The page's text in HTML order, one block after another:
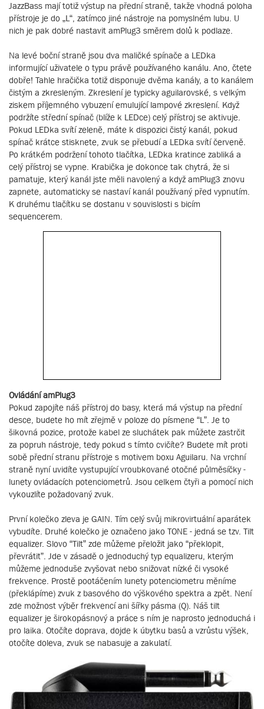
JazzBass mají totiž výstup na přední straně, takže vhodná poloha
přístroje je do „L“, zatímco jiné nástroje na pomyslném lubu. U
nich je pak dobré nastavit amPlug3 směrem dolů k podlaze.
Na levé boční straně jsou dva maličké spínače a LEDka
informující uživatele o typu právě používaného kanálu. Ano, čtete
dobře! Tahle hračička totiž disponuje dvěma kanály, a to kanálem
čistým a zkresleným. Zkreslení je typicky aguilarovské, s velkým
ziskem příjemného vybuzení emulující lampové zkreslení. Když
podržíte střední spínač (blíže k LEDce) celý přístroj se aktivuje.
Pokud LEDka svítí zeleně, máte k dispozici čistý kanál, pokud
spínač krátce stisknete, zvuk se přebudí a LEDka svítí červeně.
Po krátkém podržení tohoto tlačítka, LEDka kratince zabliká a
celý přístroj se vypne. Krabička je dokonce tak chytrá, že si
pamatuje, který kanál jste měli navolený a když amPlug3 znovu
zapnete, automaticky se nastaví kanál používaný před vypnutím.
K druhému tlačítku se dostanu v souvislosti s bicím
sequencerem.
Ovládání amPlug3
Pokud zapojíte náš přístroj do basy, která má výstup na přední
desce, budete ho mít zřejmě v poloze do písmene “L”. Je to
šikovná pozice, protože kabel ze sluchátek pak můžete zastrčit
za popruh nástroje, tedy pokud s tímto cvičíte? Budete mít proti
sobě přední stranu přístroje s motivem boxu Aguilaru. Na vrchní
straně nyní uvidíte vystupující vroubkované otočné půlměsíčky -
lunety ovládacích potenciometrů. Jsou celkem čtyři a pomocí nich
vykouzlíte požadovaný zvuk.
První kolečko zleva je GAIN. Tím celý svůj mikrovirtuální aparátek
vybudíte. Druhé kolečko je označeno jako TONE - jedná se tzv. Tilt
equalizer. Slovo “Tilt” zde můžeme přeložit jako “překlopit,
převrátit”. Jde v zásadě o jednoduchý typ equalizeru, kterým
můžeme jednoduše zvyšovat nebo snižovat nízké či vysoké
frekvence. Prostě pootáčením lunety potenciometru měníme
(překlápíme) zvuk z basového do výškového spektra a zpět. Není
zde možnost výběr frekvencí ani šířky pásma (Q). Náš tilt
equalizer je širokopásnový a práce s ním je naprosto jednoduchá i
pro laika. Otočíte doprava, dojde k úbytku basů a vzrůstu výšek,
otočíte doleva, zvuk se nabasuje a zakulatí.